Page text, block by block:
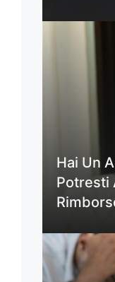
Hai Un
Potresti